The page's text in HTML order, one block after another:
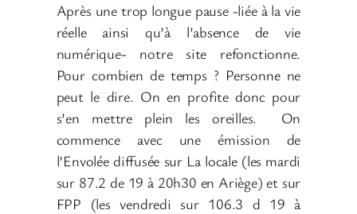
Après une trop longue pause -liée à la vie
réelle ainsi qu’à l’absence de vie
numérique- notre site refonctionne.
Pour combien de temps ? Personne ne
peut le dire. On en profite donc pour
s’en mettre plein les oreilles. On
commence avec une émission de
l’Envolée diffusée sur La locale (les mardi
sur 87.2 de 19 à 20h30 en Ariège) et sur
FPP (les vendredi sur 106.3 d 19 à